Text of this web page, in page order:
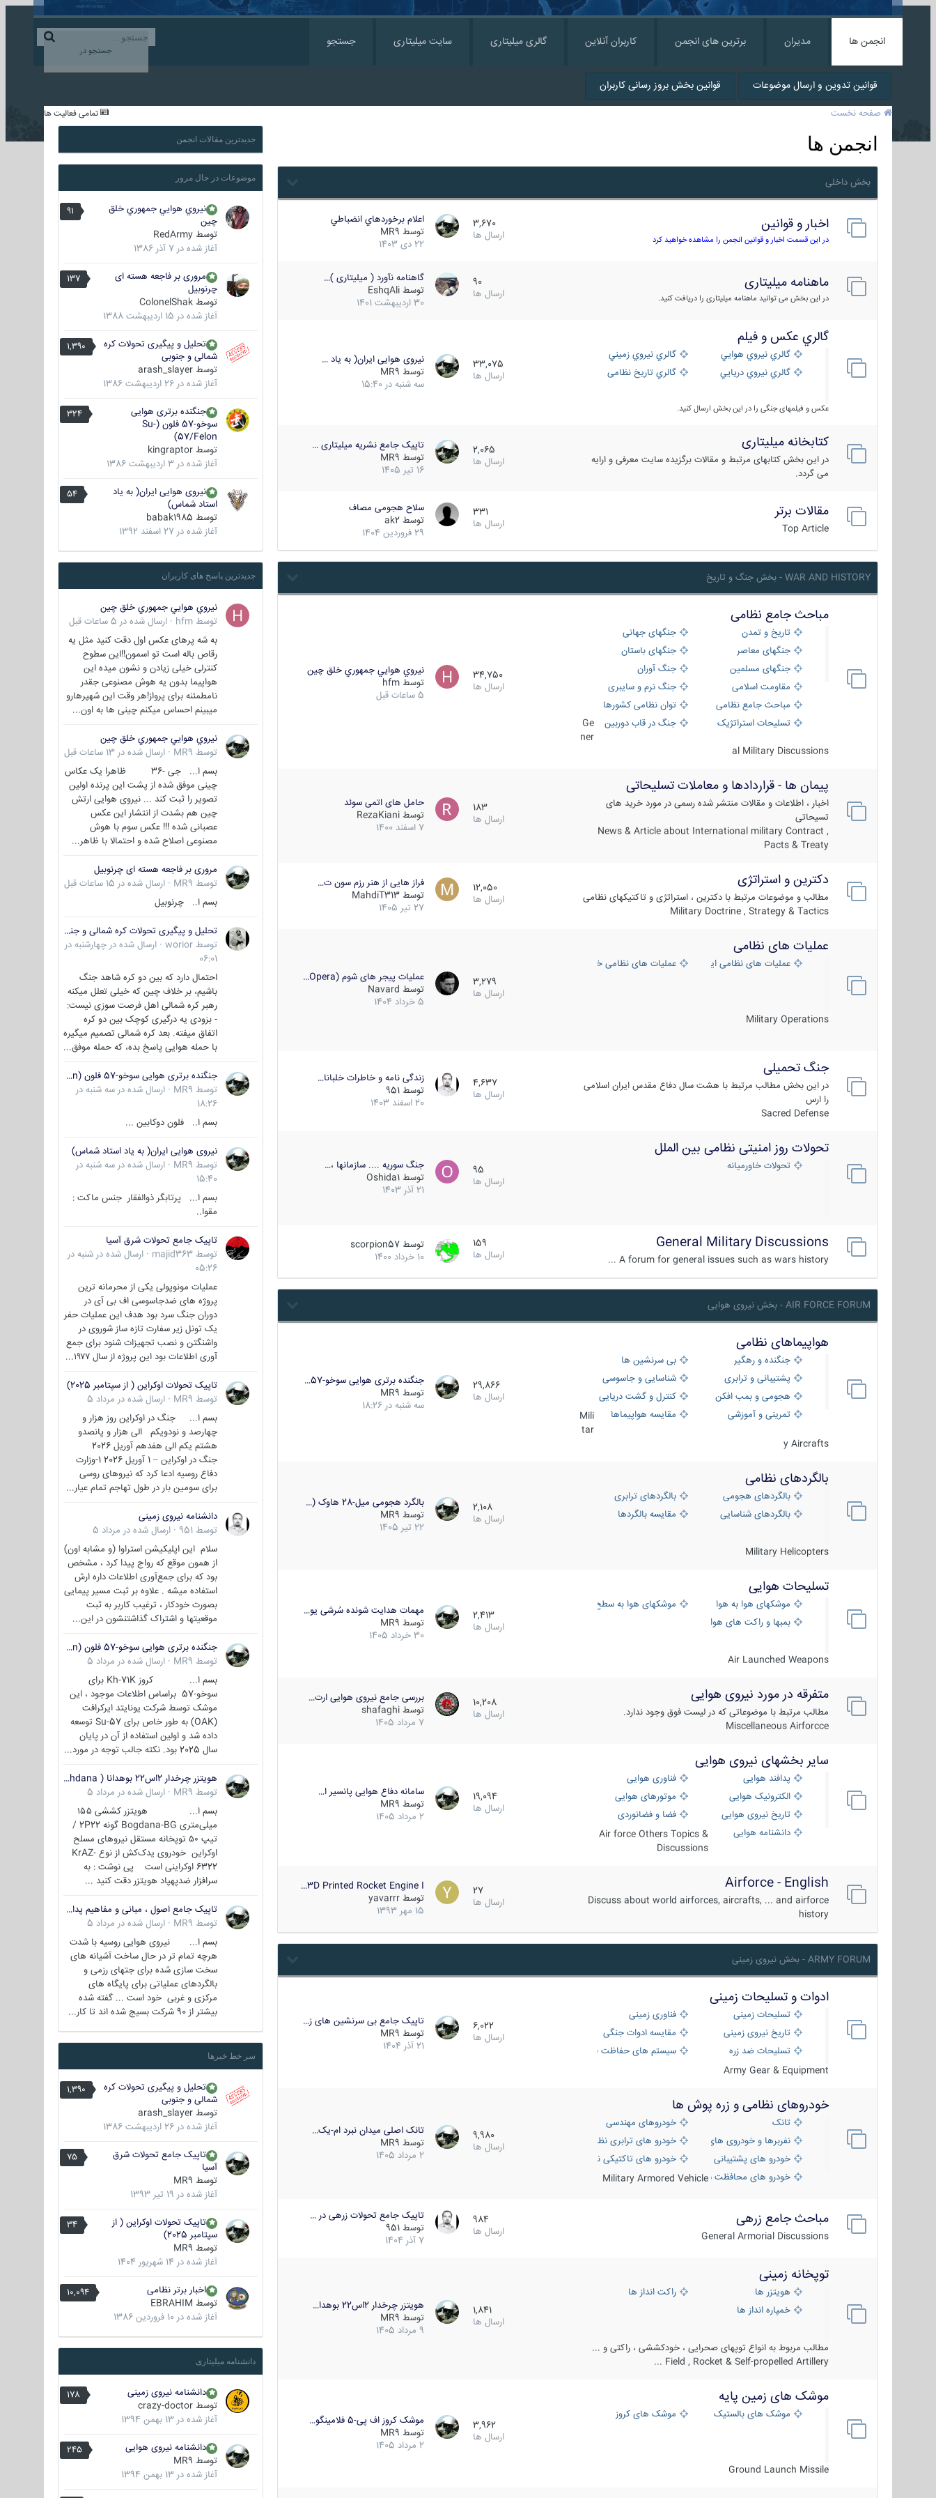
جستجو در
انجمن ها مدیران برترین های انجمن کاربران آنلاین گالری میلیتاری سایت میلیتاری جستجو
قوانین تدوین و ارسال موضوعات قوانین بخش بروز رسانی کاربران
تمامی فعالیت ها صفحه نخست
انجمن ها
بخش داخلی
اخبار و قوانین
در این قسمت اخبار و قوانین انجمن را مشاهده خواهید کرد
3,670
ارسال ها
اعلام برخوردهاي انضباطي
توسط MR9
22 دی 1403
ماهنامه میلیتاری
در این بخش می توانید ماهنامه میلیتاری را دریافت کنید.
90
ارسال ها
گاهنامه نآورد ( میلیتاری )…
توسط EshqAli
30 اردیبهشت 1401
گالري عكس و فيلم
گالري نيروي هوايي
گالري نيروي زميني
گالري نيروي دريايي
گالري تاریخ نظامی
عکس و فیلمهای جنگی را در این بخش ارسال کنید.
33,075
ارسال ها
نیروی هوایی ایران( به یاد …
توسط MR9
سه شنبه در 15:40
کتابخانه میلیتاری
در این بخش کتابهای مرتبط و مقالات برگزیده سایت معرفی و ارایه
می گردد.
2,065
ارسال ها
تاپیک جامع نشریه میلیتاری …
توسط MR9
16 تیر 1405
مقالات برتر
Top Article
331
ارسال ها
سلاح هجومی مصاف
توسط ak2
29 فروردین 1404
WAR AND HISTORY - بخش جنگ و تاریخ
مباحث جامع نظامی
تاریخ و تمدن
جنگهای جهانی
جنگهای معاصر
جنگهای باستان
جنگهای مسلمین
جنگ آوران
مقاومت اسلامی
جنگ نرم و سایبری
مباحث جامع نظامی
توان نظامی کشورها
تسلیحات استراتژیک
جنگ در قاب دوربین
Ge
ner
al Military Discussions
34,750
ارسال ها
نيروي هوايي جمهوري خلق چين
توسط hfm
5 ساعات قبل
پیمان ها - قراردادها و معاملات تسلیحاتی
اخبار ، اطلاعات و مقالات منتشر شده رسمی در مورد خرید های
تسیحاتی
News & Article about International military Contract ,
Pacts & Treaty
183
ارسال ها
حامل های اتمی سوئد
توسط RezaKiani
7 اسفند 1400
دکترین و استراتژی
مطالب و موضوعات مرتبط با دکترین ، استراتژی و تاکتیکهای نظامی
Military Doctrine , Strategy & Tactics
12,050
ارسال ها
فراز هایی از هنر رزم سون ت…
توسط MahdiT313
27 تیر 1405
عملیات های نظامی
عملیات های نظامی ایران عملیات های نظامی خارجی
Military Operations
3,279
ارسال ها
عملیات پیجر های شوم (Opera…
توسط Navard
5 خرداد 1404
جنگ تحمیلی
در این بخش مطالب مرتبط با هشت سال دفاع مقدس ایران اسلامی
را ارس
Sacred Defense
4,637
ارسال ها
زندگی نامه و خاطرات خلبانا…
توسط 951
20 اسفند 1403
تحولات روز امنیتی نظامی بین الملل
تحولات خاورمیانه
95
ارسال ها
جنگ سوریه .... سازمانها ،…
توسط Oshida1
21 آذر 1403
General Military Discussions
A forum for general issues such as wars history ...
159
ارسال ها
توسط scorpion57
10 خرداد 1400
AIR FORCE FORUM - بخش نیروی هوایی
هواپیماهای نظامی
جنگنده و رهگیر
بی سرنشین ها
پشتیبانی و ترابری
شناسایی و جاسوسی
هجومی و بمب افکن
کنترل و گشت دریایی
تمرینی و آموزشی
مقایسه هواپیماها
Mili
tar
y Aircrafts
29,866
ارسال ها
جنگنده برتری هوایی سوخو-57…
توسط MR9
سه شنبه در 18:26
بالگردهای نظامی
بالگردهای هجومی
بالگردهای ترابری
بالگردهای شناسایی
مقایسه بالگردها
Military Helicopters
2,108
ارسال ها
بالگرد هجومی میل-28 هاوک (…
توسط MR9
22 تیر 1405
تسلیحات هوایی
موشکهای هوا به هوا
موشکهای هوا به سطح
بمبها و راکت های هوایی
Air Launched Weapons
2,413
ارسال ها
مهمات هدایت شونده سُرشی یو…
توسط MR9
30 خرداد 1405
متفرقه در مورد نیروی هوایی
مطالب مرتبط با موضوعاتی که در لیست فوق وجود ندارد.
Miscellaneous Airforcce
10,208
ارسال ها
بررسی جامع نیروی هوایی ارت…
توسط shafaghi
7 مرداد 1405
سایر بخشهای نیروی هوایی
پدافند هوایی
فناوری هوایی
الکترونیک هوایی
موتورهای هوایی
تاریخ نیروی هوایی
فضا و فضانوردی
دانشنامه هوایی
Air force Others Topics &
Discussions
19,094
ارسال ها
سامانه دفاع هوایی پانسیر ا…
توسط MR9
2 مرداد 1405
Airforce - English
Discuss about world airforces, aircrafts, ... and airforce
history
27
ارسال ها
3D Printed Rocket Engine I…
توسط yavarrr
15 مهر 1393
ARMY FORUM - بخش نیروی زمینی
ادوات و تسلیحات زمینی
تسلیحات زمینی
فناوری زمینی
تاریخ نیروی زمینی
مقایسه ادوات جنگی
تسلیحات ضد زره
سیستم های حفاظت فعال
Army Gear & Equipment
6,022
ارسال ها
تاپیک جامع بی سرنشین های ز…
توسط MR9
21 آذر 1404
خودروهای نظامی و زره پوش ها
تانک
خودروهای مهندسی
نفربرها و خودروی های رزمی پیاده نظامخودرو های ترابری نظامی
خودرو های پشتیبانی آتش ، شناسایی و ضد تانک
خودرو های تاکتیکی نظامی
خودرو های محافظت شدهMilitary Armored Vehicle
9,980
ارسال ها
تانک اصلی میدان نبرد ام-یک…
توسط MR9
2 مرداد 1405
مباحث جامع زرهی
General Armorial Discussions
984
ارسال ها
تاپیک جامع تحولات زرهی در …
توسط 951
7 آذر 1404
توپخانه زمینی
هویتزر ها
راکت انداز ها
خمپاره انداز ها
مطالب مربوط به انواع توپهای صحرایی ، خودکششی ، راکتی و ...
Field , Rocket & Self-propelled Artillery ...
1,841
ارسال ها
هویتزر چرخدار 2اس22 بوهدا…
توسط MR9
9 مرداد 1405
موشک های زمین پایه
موشک های بالستیک موشک های کروز
Ground Launch Missile
3,962
ارسال ها
موشک کروز اف پی-5 فلامینگو…
توسط MR9
2 مرداد 1405
جدیدترین مقالات انجمن
موضوعات در حال مرور
91
نيروي هوايي جمهوري خلق
چين
توسط RedArmy
آغاز شده در 7 آذر 1386
137
مروری بر فاجعه هسته ای
چرنوبیل
توسط ColonelShak
آغاز شده در 15 اردیبهشت 1388
1,390
تحلیل و پیگیری تحولات کره
شمالی و جنوبی
توسط arash_slayer
آغاز شده در 26 اردیبهشت 1386
324
جنگنده برتری هوایی
سوخو-57 فلون (Su-
57/Felon)
توسط kingraptor
آغاز شده در 3 اردیبهشت 1386
54
نیروی هوایی ایران( به یاد
استاد شماس)
توسط babak1985
آغاز شده در 27 اسفند 1392
جدیدترین پاسخ های کاربران
نيروي هوايي جمهوري خلق چين
توسط hfm
· ارسال شده در 5 ساعات قبل
به شه پرهای عکس اول دقت کنید مثل یه
رقاص باله است تو اسمون!!این سطوح
کنترلی خیلی زیادن و نشون میده این
هواپیما بدون یه هوش مصنوعی جقدر
نامطمئنه برای پرواز!هر وقت این شهپرهارو
میبینم احساس میکنم چینی ها به اون...
نيروي هوايي جمهوري خلق چين
توسط MR9
· ارسال شده در 13 ساعات قبل
بسم ا... جی -36 ظاهرا یک عکاس
چینی موفق شده از پشت این پرنده اولین
تصویر را ثبت کند ... نیروی هوایی ارتش
چین هم بشدت از انتشار این عکس
عصبانی شده !!! عکس سوم با هوش
مصنوعی اصلاح شده و احتمالا با ظاهر...
مروری بر فاجعه هسته ای چرنوبیل
توسط MR9
· ارسال شده در 15 ساعات قبل
بسم ا.. چرنوبیل
تحلیل و پیگیری تحولات کره شمالی و جنوبی
توسط worior
· ارسال شده در چهارشنبه در
06:01
احتمال دارد که بین دو کره شاهد جنگ
باشیم، بر خلاف چین که خیلی تعلل میکنه
رهبر کره شمالی اهل فرصت سوزی نیست:
- بزودی یه درگیری کوچک بین دو کره
اتفاق میفته. بعد کره شمالی تصمیم میگیره
با حمله هوایی پاسخ بده، که حمله موفق...
جنگنده برتری هوایی سوخو-57 فلون (Su-57/Felon)
توسط MR9
· ارسال شده در سه شنبه در
18:26
بسم ا.. فلون دوکابین ...
نیروی هوایی ایران( به یاد استاد شماس)
توسط MR9
· ارسال شده در سه شنبه در
15:40
بسم ا... پرتابگر ذوالفقار جنس ماکت :
مقوا..
تاپیک جامع تحولات شرق آسیا
توسط majid363
· ارسال شده در شنبه در
05:26
عملیات مونوپولی یکی از محرمانه ترین
پروژه های ضدجاسوسی اف بی آی در
دوران جنگ سرد بود هدف این عملیات حفر
یک تونل زیر سفارت تازه ساز شوروی در
واشنگتن و نصب تجهیزات شنود برای جمع
آوری اطلاعات بود این پروژه از سال ۱۹۷۷...
تاپیک تحولات اوکراین ( از سپتامبر 2025)
توسط MR9
· ارسال شده در مرداد 5
بسم ا... جنگ در اوکراین روز هزار و
چهارصد و نودویکم الی هزار و پانصدو
هشتم یکم الی هفدهم آوریل 2026
جنگ در اوکراین – 1 آوریل 2026 1-وزارت
دفاع روسیه ادعا کرد که نیروهای روسی
برای سومین بار در طول تهاجم تمام عیار...
دانشنامه نیروی زمینی
توسط 951
· ارسال شده در مرداد 5
سلام این اپلیکیشن استراوا (و مشابه اون)
از همون موقع که رواج پیدا کرد ، مشخص
بود که برای جمع‌آوری اطلاعات داره ارش
استفاده میشه . علاوه بر ثبت مسیر پیمایی
بصورت خودکار ، ترغیب کاربر به ثبت
موقعیتها و اشتراک‌ گذاشتنشون در این...
جنگنده برتری هوایی سوخو-57 فلون (Su-57/Felon)
توسط MR9
· ارسال شده در مرداد 5
بسم ا... کروز Kh-71K برای
سوخو-57 براساس اطلاعات موجود ، این
موشک توسط شرکت یونایتد ایرکرافت
(OAK) به طور خاص برای Su-57 توسعه
داده شد و اولین استفاده از آن در پایان
سال 2025 بود. نکته جالب توجه در مورد...
هویتزر چرخدار 2اس22 بوهدانا ( wheeled howitzer 2S22 Bohdana )
توسط MR9
· ارسال شده در مرداد 5
بسم ا... هویتزر کششی ۱۵۵
میلی‌متری Bogdana-BG گونه 2P22 /
تیپ ۵۰ توپخانه مستقل نیروهای مسلح
اوکراین خودروی یدک‌کش از نوع KrAZ-
6322 اوکراینی است پی نوشت : به
سرافزار ضدپهپاد هویتزر دقت کنید ...
تاپیک جامع اصول ، مبانی و مفاهیم پدافند غیر عامل
توسط MR9
· ارسال شده در مرداد 5
بسم ا... نیروی هوایی روسیه با شدت
هرچه تمام تر در حال ساخت آشیانه های
سخت سازی شده برای جتهای رزمی و
بالگردهای عملیاتی برای پایگاه های
مرکزی و غربی خود است ... گفته شده
بیشتر از 90 شرکت بسیج شده اند تا کار...
سر خط خبرها
1,390
تحلیل و پیگیری تحولات کره
شمالی و جنوبی
توسط arash_slayer
آغاز شده در 26 اردیبهشت 1386
75
تاپیک جامع تحولات شرق
آسیا
توسط MR9
آغاز شده در 19 تیر 1393
34
تاپیک تحولات اوکراین ( از
سپتامبر 2025)
توسط MR9
آغاز شده در 14 شهریور 1404
10,094
اخبار برتر نظامی
توسط EBRAHIM
آغاز شده در 10 فروردین 1386
دانشنامه میلیتاری
178
دانشنامه نیروی زمینی
توسط crazy-doctor
آغاز شده در 13 بهمن 1394
245
دانشنامه نیروی هوایی
توسط MR9
آغاز شده در 13 بهمن 1394